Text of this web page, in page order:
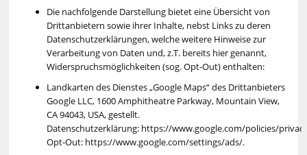
Die nachfolgende Darstellung bietet eine Übersicht von
Drittanbietern sowie ihrer Inhalte, nebst Links zu deren
Datenschutzerklärungen, welche weitere Hinweise zur
Verarbeitung von Daten und, z.T. bereits hier genannt,
Widerspruchsmöglichkeiten (sog. Opt-Out) enthalten:
Landkarten des Dienstes „Google Maps“ des Drittanbieters
Google LLC, 1600 Amphitheatre Parkway, Mountain View,
CA 94043, USA, gestellt.
Datenschutzerklärung: https://www.google.com/policies/
Opt-Out: https://www.google.com/settings/ads/.